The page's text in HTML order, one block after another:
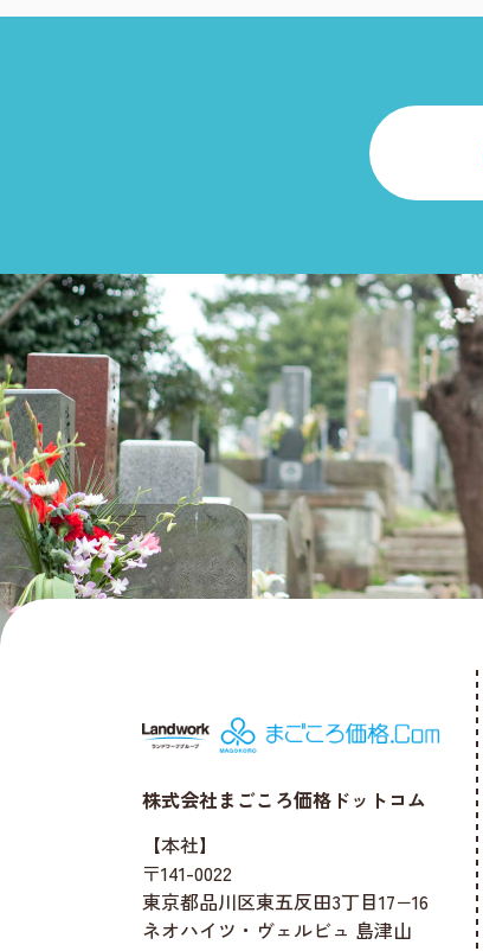
株式会社まごころ価格ドットコム
【本社】
〒141-0022
東京都品川区東五反田3丁目17−16
ネオハイツ・ヴェルビュ 島津山